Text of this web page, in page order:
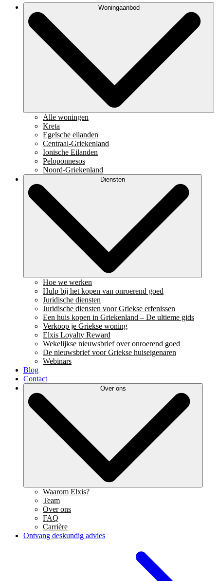
Woningaanbod
Alle woningen
Kreta
Egeïsche eilanden
Centraal-Griekenland
Ionische Eilanden
Peloponnesos
Noord-Griekenland
Diensten
Hoe we werken
Hulp bij het kopen van onroerend goed
Juridische diensten
Juridische diensten voor Griekse erfenissen
Een huis kopen in Griekenland – De ultieme gids
Verkoop je Griekse woning
Elxis Loyalty Reward
Wekelijkse nieuwsbrief over onroerend goed
De nieuwsbrief voor Griekse huiseigenaren
Webinars
Blog
Contact
Over ons
Waarom Elxis?
Team
Over ons
FAQ
Carrière
Ontvang deskundig advies